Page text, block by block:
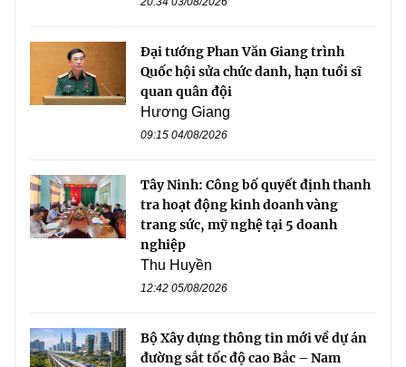
Đại tướng Phan Văn Giang trình
Quốc hội sửa chức danh, hạn tuổi sĩ
quan quân đội
Hương Giang
09:15 04/08/2026
Tây Ninh: Công bố quyết định thanh
tra hoạt động kinh doanh vàng
trang sức, mỹ nghệ tại 5 doanh
nghiệp
Thu Huyền
12:42 05/08/2026
Bộ Xây dựng thông tin mới về dự án
đường sắt tốc độ cao Bắc – Nam